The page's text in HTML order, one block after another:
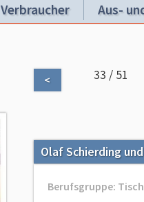
Verbraucher Aus-
< 33 / 51
Olaf Schierding
Berufsgruppe: